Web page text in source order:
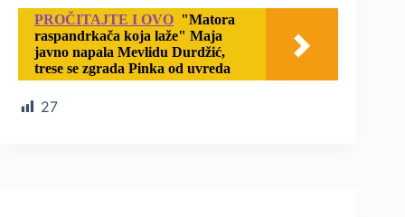
PROČITAJTE I OVO "Matora
raspandrkača koja laže" Maja
javno napala Mevlidu Durdžić,
trese se zgrada Pinka od uvreda
27